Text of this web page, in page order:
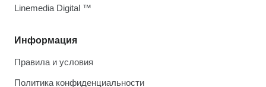
Информация
Правила и условия
Политика конфиденциальности
Linemedia Digital ™